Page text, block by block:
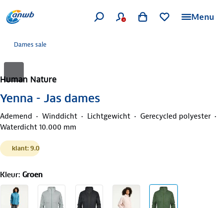
Menu
Dames sale
Human Nature
Yenna - Jas dames
Ademend Winddicht Lichtgewicht
Gerecycled polyester
Waterdicht 10.000 mm
klant: 9.0
Kleur: Groen